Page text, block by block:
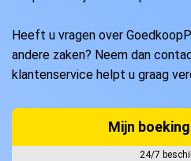
Heeft u vragen over
andere zaken? Neem dan
klantenservice helpt u graag
Mijn
24/7